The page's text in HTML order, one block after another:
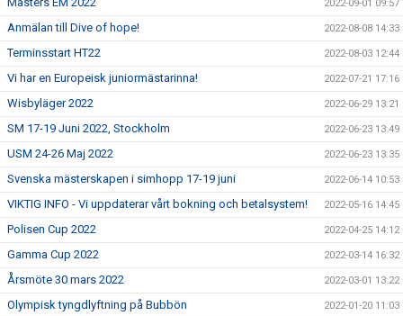
2022-09-01 09:57
Anmälan till Dive of hope! 2022-08-08 14:33
Terminsstart HT22 2022-08-03 12:44
Vi har en Europeisk juniormästarinna! 2022-07-21 17:16
Wisbyläger 2022 2022-06-29 13:21
SM 17-19 Juni 2022, Stockholm 2022-06-23 13:49
USM 24-26 Maj 2022 2022-06-23 13:35
Svenska mästerskapen i simhopp 17-19 juni 2022-06-14 10:53
VIKTIG INFO - Vi uppdaterar vårt bokning och betalsystem! 2022-05-16 14:45
Polisen Cup 2022 2022-04-25 14:12
Gamma Cup 2022 2022-03-14 16:32
Årsmöte 30 mars 2022 2022-03-01 13:22
Olympisk tyngdlyftning på Bubbön 2022-01-20 11:03